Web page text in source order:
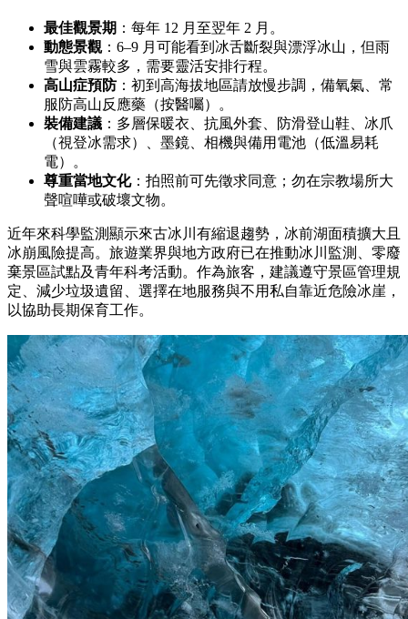
最佳觀景期 ：每年 12 月至翌年 2 月。
動態景觀：6–9 月可能看到冰舌斷裂與漂浮冰山，但雨
雪與雲霧較多，需要靈活安排行程。
高山症預防：初到高海拔地區請放慢步調，備氧氣、常
服防高山反應藥（按醫囑）。
裝備建議 ：多層保暖衣、抗風外套、防滑登山鞋、冰爪
（視登冰需求）、墨鏡、相機與備用電池（低溫易耗
電）。
尊重當地文化：拍照前可先徵求同意；勿在宗教場所大
聲喧嘩或破壞文物。
近年來科學監測顯示來古冰川有縮退趨勢，冰前湖面積擴大且
冰崩風險提高。旅遊業界與地方政府已在推動冰川監測、零廢
棄景區試點及青年科考活動。作為旅客，建議遵守景區管理規
定、減少垃圾遺留、選擇在地服務與不用私自靠近危險冰崖，
以協助長期保育工作。